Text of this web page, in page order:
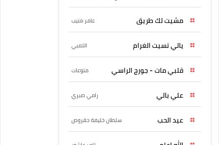
مشيت لك طريق عامر منيب
يالي نسيت الغرام اللمبي
قلبي مات - جورج الراسي منوعات
علي بالي رامي صبري
عيد الحب سلطان خليفة حقروص